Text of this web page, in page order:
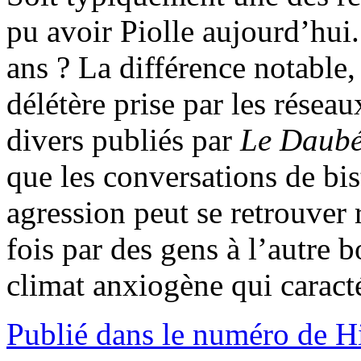
pu avoir Piolle
ans ? La différence
délétère prise par les
divers publiés par Le
que les conversations de
agression peut se
fois par des gens à l’autre
climat anxiogène qui
Publié dans le numéro de